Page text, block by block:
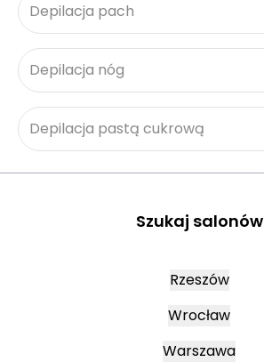
Depilacja pach
Depilacja nóg
Depilacja pastą cukrową
Szukaj salonów
Rzeszów
Wrocław
Warszawa